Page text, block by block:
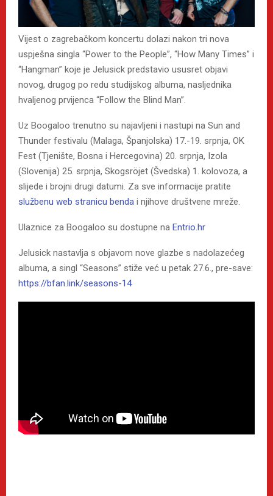
Vijest o zagrebačkom koncertu dolazi nakon tri nova
uspješna singla “Power to the People”, “How Many Times” i
“Hangman” koje je Jelusick predstavio ususret objavi
novog, drugog po redu studijskog albuma, nasljednika
hvaljenog prvijenca “Follow the Blind Man”.
Uz Boogaloo trenutno su najavljeni i nastupi na Sun and
Thunder festivalu (Malaga, Španjolska) 17.-19. srpnja, OK
Fest (Tjenište, Bosna i Hercegovina) 20. srpnja, Izola
(Slovenija) 25. srpnja, Skogsröjet (Švedska) 1. kolovoza, a
slijede i brojni drugi datumi. Za sve informacije pratite
službenu web stranicu benda i njihove društvene mreže.
Ulaznice za Boogaloo su dostupne na Entrio.hr
Jelusick nastavlja s objavom nove glazbe s nadolazećeg
albuma, a singl “Seasons” stiže već u petak 27.6., pre-save:
https://bfan.link/seasons-14